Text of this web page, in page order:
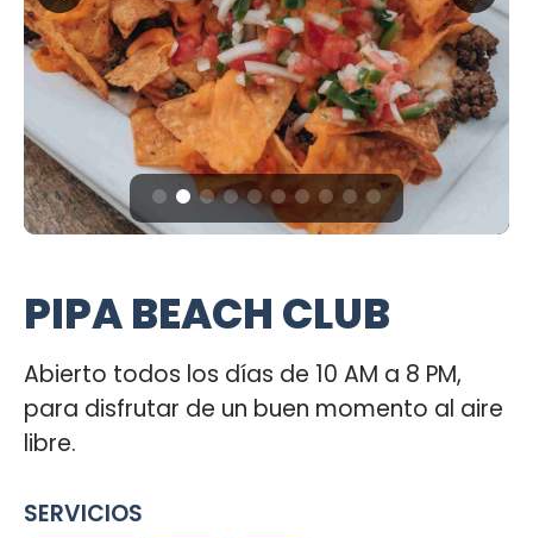
PIPA BEACH CLUB
Abierto todos los días de 10 AM a 8 PM,
para disfrutar de un buen momento al aire
libre.
SERVICIOS